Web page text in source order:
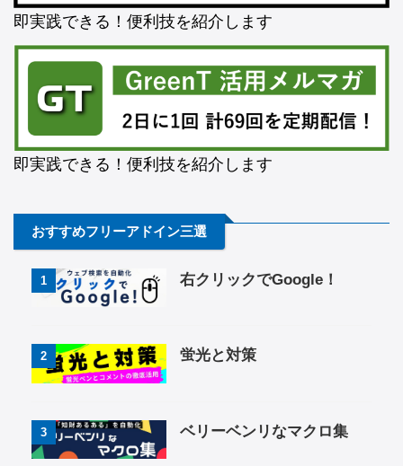
即実践できる！便利技を紹介します
即実践できる！便利技を紹介します
おすすめフリーアドイン三選
1 右クリックでGoogle！
2 蛍光と対策
3 ベリーベンリなマクロ集